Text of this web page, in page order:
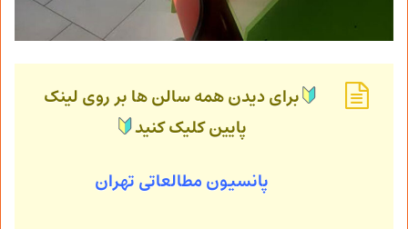
برای دیدن همه سالن ها بر روی لینک
پایین کلیک کنید
پانسیون مطالعاتی تهران